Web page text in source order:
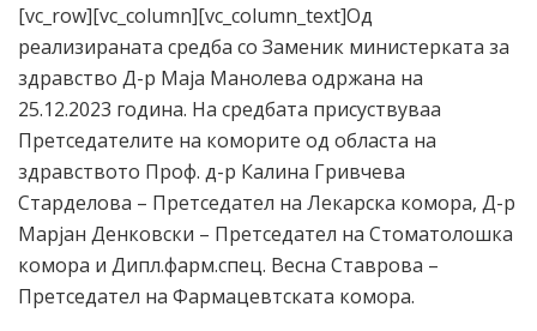
[vc_row][vc_column][vc_column_text]Од
реализираната средба со Заменик министерката за
здравство Д-р Маја Манолева одржана на
25.12.2023 година. На средбата присуствуваа
Претседателите на коморите од областа на
здравството Проф. д-р Калина Гривчева
Старделова – Претседател на Лекарска комора, Д-р
Марјан Денковски – Претседател на Стоматолошка
комора и Дипл.фарм.спец. Весна Ставрова –
Претседател на Фармацевтската комора.